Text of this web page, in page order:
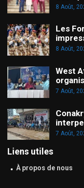
8 Août,
Les
8 Août,
West
7 Août,
7 Août,
Liens utiles
À propos de nous